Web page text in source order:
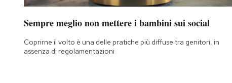
Sempre meglio non mettere i bambini sui social
Coprirne il volto è una delle pratiche più diffuse tra genitori, in
assenza di regolamentazioni